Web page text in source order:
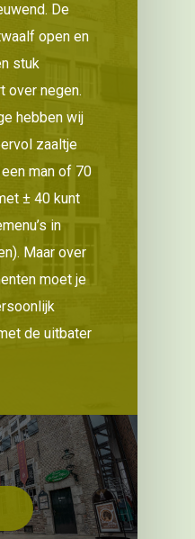
De
open en
stuk
over negen.
hebben wij
zaaltje
man of 70
± 40 kunt
in
Maar over
moet je
de uitbater